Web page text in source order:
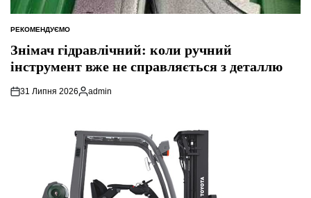
ОПУБЛІКУВАТИ
РЕКОМЕНДУЄМО
Знімач гідравлічний: коли ручний
інструмент вже не справляється з деталлю
31 Липня 2026
Опубліковано
admin